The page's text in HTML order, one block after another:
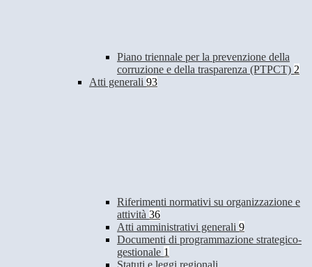
Piano triennale per la prevenzione della
corruzione e della trasparenza (PTPCT) 2
Atti generali 93
Riferimenti normativi su organizzazione e
attività 36
Atti amministrativi generali 9
Documenti di programmazione strategico-
gestionale 1